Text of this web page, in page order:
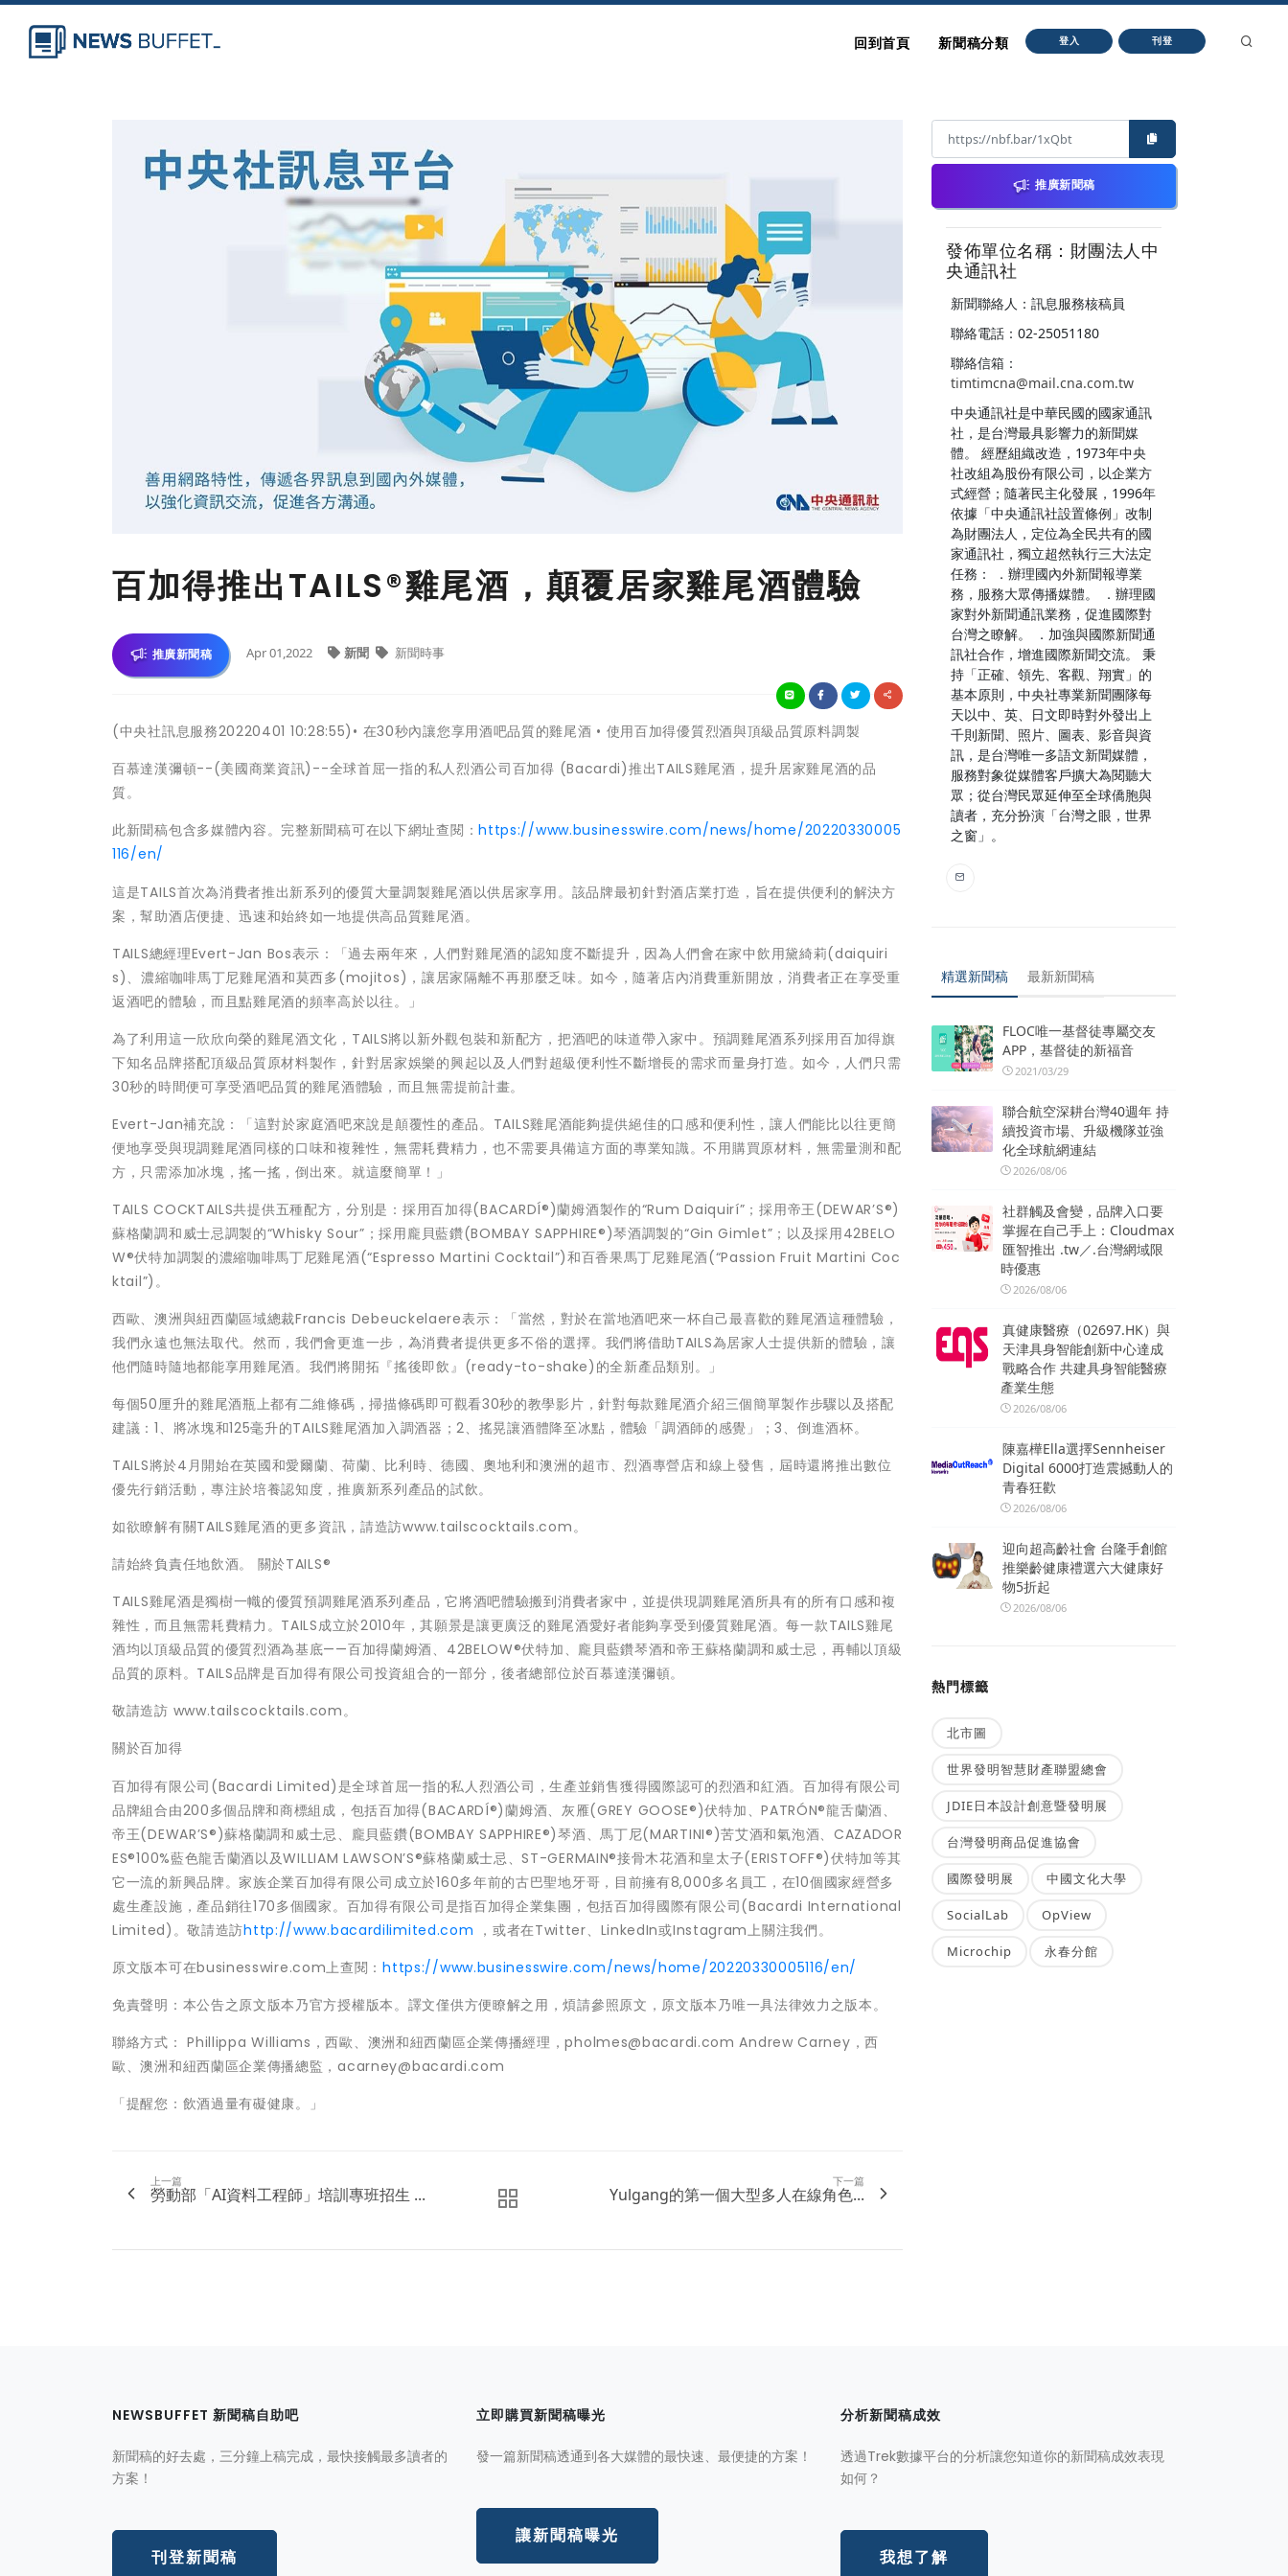
回到首頁 新聞稿分類 登入 刊登
百加得推出TAILS®雞尾酒，顛覆居家雞尾酒體驗
推廣新聞稿 Apr 01,2022 新聞 新聞時事
(中央社訊息服務20220401 10:28:55)• 在30秒內讓您享用酒吧品質的雞尾酒 • 使用百加得優質烈酒與頂級品質原料調製
百慕達漢彌頓--(美國商業資訊)--全球首屈一指的私人烈酒公司百加得 (Bacardi)推出TAILS雞尾酒，提升居家雞尾酒的品
質。
此新聞稿包含多媒體內容。完整新聞稿可在以下網址查閱：https://www.businesswire.com/news/home/20220330005
116/en/
這是TAILS首次為消費者推出新系列的優質大量調製雞尾酒以供居家享用。該品牌最初針對酒店業打造，旨在提供便利的解決方
案，幫助酒店便捷、迅速和始終如一地提供高品質雞尾酒。
TAILS總經理Evert-Jan Bos表示：「過去兩年來，人們對雞尾酒的認知度不斷提升，因為人們會在家中飲用黛綺莉(daiquiri
s)、濃縮咖啡馬丁尼雞尾酒和莫西多(mojitos)，讓居家隔離不再那麼乏味。如今，隨著店內消費重新開放，消費者正在享受重
返酒吧的體驗，而且點雞尾酒的頻率高於以往。」
為了利用這一欣欣向榮的雞尾酒文化，TAILS將以新外觀包裝和新配方，把酒吧的味道帶入家中。預調雞尾酒系列採用百加得旗
下知名品牌搭配頂級品質原材料製作，針對居家娛樂的興起以及人們對超級便利性不斷增長的需求而量身打造。如今，人們只需
30秒的時間便可享受酒吧品質的雞尾酒體驗，而且無需提前計畫。
Evert-Jan補充說：「這對於家庭酒吧來說是顛覆性的產品。TAILS雞尾酒能夠提供絕佳的口感和便利性，讓人們能比以往更簡
便地享受與現調雞尾酒同樣的口味和複雜性，無需耗費精力，也不需要具備這方面的專業知識。不用購買原材料，無需量測和配
方，只需添加冰塊，搖一搖，倒出來。就這麼簡單！」
TAILS COCKTAILS共提供五種配方，分別是：採用百加得(BACARDÍ®)蘭姆酒製作的“Rum Daiquirí”；採用帝王(DEWAR’S®)
蘇格蘭調和威士忌調製的“Whisky Sour”；採用龐貝藍鑽(BOMBAY SAPPHIRE®)琴酒調製的“Gin Gimlet”；以及採用42BELO
W®伏特加調製的濃縮咖啡馬丁尼雞尾酒(“Espresso Martini Cocktail”)和百香果馬丁尼雞尾酒(“Passion Fruit Martini Coc
ktail”)。
西歐、澳洲與紐西蘭區域總裁Francis Debeuckelaere表示：「當然，對於在當地酒吧來一杯自己最喜歡的雞尾酒這種體驗，
我們永遠也無法取代。然而，我們會更進一步，為消費者提供更多不俗的選擇。我們將借助TAILS為居家人士提供新的體驗，讓
他們隨時隨地都能享用雞尾酒。我們將開拓『搖後即飲』(ready-to-shake)的全新產品類別。」
每個50厘升的雞尾酒瓶上都有二維條碼，掃描條碼即可觀看30秒的教學影片，針對每款雞尾酒介紹三個簡單製作步驟以及搭配
建議：1、將冰塊和125毫升的TAILS雞尾酒加入調酒器；2、搖晃讓酒體降至冰點，體驗「調酒師的感覺」；3、倒進酒杯。
TAILS將於4月開始在英國和愛爾蘭、荷蘭、比利時、德國、奧地利和澳洲的超市、烈酒專營店和線上發售，屆時還將推出數位
優先行銷活動，專注於培養認知度，推廣新系列產品的試飲。
如欲瞭解有關TAILS雞尾酒的更多資訊，請造訪www.tailscocktails.com。
請始終負責任地飲酒。 關於TAILS®
TAILS雞尾酒是獨樹一幟的優質預調雞尾酒系列產品，它將酒吧體驗搬到消費者家中，並提供現調雞尾酒所具有的所有口感和複
雜性，而且無需耗費精力。TAILS成立於2010年，其願景是讓更廣泛的雞尾酒愛好者能夠享受到優質雞尾酒。每一款TAILS雞尾
酒均以頂級品質的優質烈酒為基底——百加得蘭姆酒、42BELOW®伏特加、龐貝藍鑽琴酒和帝王蘇格蘭調和威士忌，再輔以頂級
品質的原料。TAILS品牌是百加得有限公司投資組合的一部分，後者總部位於百慕達漢彌頓。
敬請造訪 www.tailscocktails.com。
關於百加得
百加得有限公司(Bacardi Limited)是全球首屈一指的私人烈酒公司，生產並銷售獲得國際認可的烈酒和紅酒。百加得有限公司
品牌組合由200多個品牌和商標組成，包括百加得(BACARDÍ®)蘭姆酒、灰雁(GREY GOOSE®)伏特加、PATRÓN®龍舌蘭酒、
帝王(DEWAR’S®)蘇格蘭調和威士忌、龐貝藍鑽(BOMBAY SAPPHIRE®)琴酒、馬丁尼(MARTINI®)苦艾酒和氣泡酒、CAZADOR
ES®100%藍色龍舌蘭酒以及WILLIAM LAWSON’S®蘇格蘭威士忌、ST-GERMAIN®接骨木花酒和皇太子(ERISTOFF®)伏特加等其
它一流的新興品牌。家族企業百加得有限公司成立於160多年前的古巴聖地牙哥，目前擁有8,000多名員工，在10個國家經營多
處生產設施，產品銷往170多個國家。百加得有限公司是指百加得企業集團，包括百加得國際有限公司(Bacardi International
Limited)。敬請造訪http://www.bacardilimited.com ，或者在Twitter、LinkedIn或Instagram上關注我們。
原文版本可在businesswire.com上查閱：https://www.businesswire.com/news/home/20220330005116/en/
免責聲明：本公告之原文版本乃官方授權版本。譯文僅供方便瞭解之用，煩請參照原文，原文版本乃唯一具法律效力之版本。
聯絡方式： Phillippa Williams，西歐、澳洲和紐西蘭區企業傳播經理，pholmes@bacardi.com Andrew Carney，西
歐、澳洲和紐西蘭區企業傳播總監，acarney@bacardi.com
「提醒您：飲酒過量有礙健康。」
上一篇
勞動部「AI資料工程師」培訓專班招生 ...
下一篇
Yulgang的第一個大型多人在線角色...
推廣新聞稿
發佈單位名稱：財團法人中
央通訊社
新聞聯絡人：訊息服務核稿員
聯絡電話：02-25051180
聯絡信箱：
timtimcna@mail.cna.com.tw
中央通訊社是中華民國的國家通訊
社，是台灣最具影響力的新聞媒
體。 經歷組織改造，1973年中央
社改組為股份有限公司，以企業方
式經營；隨著民主化發展，1996年
依據「中央通訊社設置條例」改制
為財團法人，定位為全民共有的國
家通訊社，獨立超然執行三大法定
任務： ．辦理國內外新聞報導業
務，服務大眾傳播媒體。 ．辦理國
家對外新聞通訊業務，促進國際對
台灣之瞭解。 ．加強與國際新聞通
訊社合作，增進國際新聞交流。 秉
持「正確、領先、客觀、翔實」的
基本原則，中央社專業新聞團隊每
天以中、英、日文即時對外發出上
千則新聞、照片、圖表、影音與資
訊，是台灣唯一多語文新聞媒體，
服務對象從媒體客戶擴大為閱聽大
眾；從台灣民眾延伸至全球僑胞與
讀者，充分扮演「台灣之眼，世界
之窗」。
精選新聞稿 最新新聞稿
FLOC唯一基督徒專屬交友
APP，基督徒的新福音
2021/03/29
聯合航空深耕台灣40週年 持
續投資市場、升級機隊並強
化全球航網連結
2026/08/06
社群觸及會變，品牌入口要
掌握在自己手上：Cloudmax
匯智推出 .tw／.台灣網域限
時優惠
2026/08/06
真健康醫療（02697.HK）與
天津具身智能創新中心達成
戰略合作 共建具身智能醫療
產業生態
2026/08/06
陳嘉樺Ella選擇Sennheiser
Digital 6000打造震撼動人的
青春狂歡
2026/08/06
迎向超高齡社會 台隆手創館
推樂齡健康禮選六大健康好
物5折起
2026/08/06
熱門標籤
北市圖
世界發明智慧財產聯盟總會
JDIE日本設計創意暨發明展
台灣發明商品促進協會
國際發明展 中國文化大學
SocialLab OpView
Microchip 永春分館
NEWSBUFFET 新聞稿自助吧
新聞稿的好去處，三分鐘上稿完成，最快接觸最多讀者的
方案！
刊登新聞稿
立即購買新聞稿曝光
發一篇新聞稿透通到各大媒體的最快速、最便捷的方案！
讓新聞稿曝光
分析新聞稿成效
透過Trek數據平台的分析讓您知道你的新聞稿成效表現
如何？
我想了解